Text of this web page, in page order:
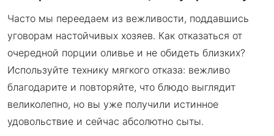
Часто мы переедаем из вежливости, поддавшись
уговорам настойчивых хозяев. Как отказаться от
очередной порции оливье и не обидеть близких?
Используйте технику мягкого отказа: вежливо
благодарите и повторяйте, что блюдо выглядит
великолепно, но вы уже получили истинное
удовольствие и сейчас абсолютно сыты.